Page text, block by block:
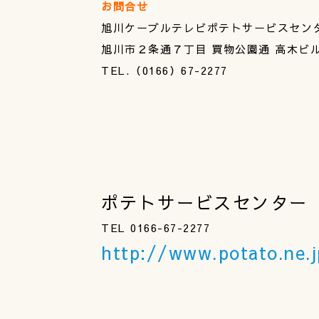
お問合せ
旭川ケーブルテレビポテトサービスセン
旭川市２条通７丁目 買物公園通 高木ビ
TEL.（0166）67-2277
ポテトサービスセンター
TEL 0166-67-2277
http://